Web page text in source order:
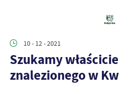
10 - 12 - 2021
Szukamy
znalezionego w